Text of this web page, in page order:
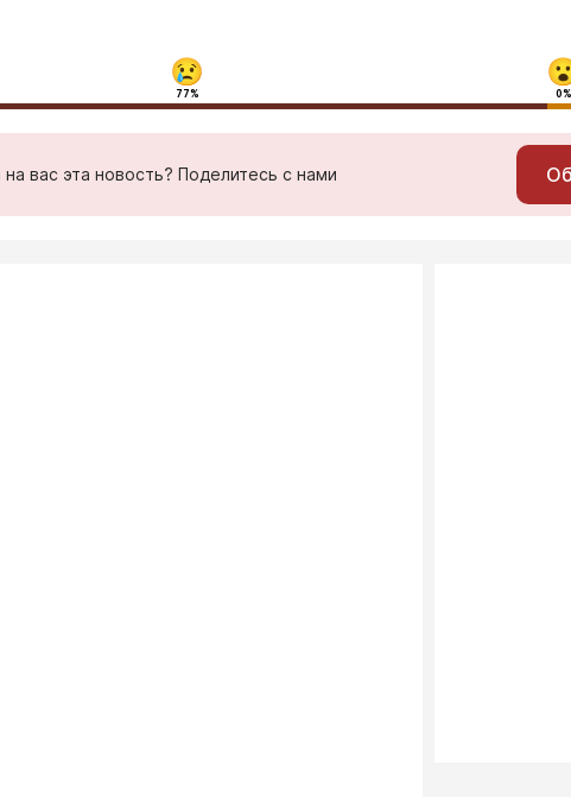
77% 0%
вас эта новость? Поделитесь с нами